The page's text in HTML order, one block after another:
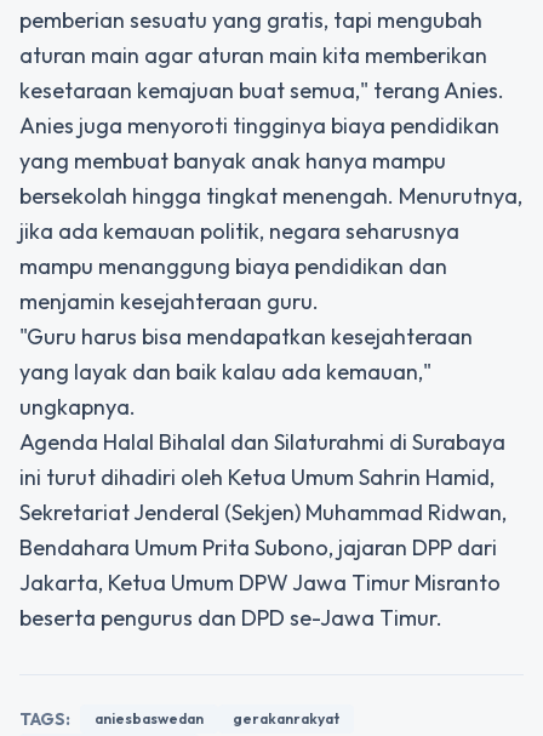
pemberian sesuatu yang gratis, tapi mengubah
aturan main agar aturan main kita memberikan
kesetaraan kemajuan buat semua," terang Anies.
Anies juga menyoroti tingginya biaya pendidikan
yang membuat banyak anak hanya mampu
bersekolah hingga tingkat menengah. Menurutnya,
jika ada kemauan politik, negara seharusnya
mampu menanggung biaya pendidikan dan
menjamin kesejahteraan guru.
"Guru harus bisa mendapatkan kesejahteraan
yang layak dan baik kalau ada kemauan,"
ungkapnya.
Agenda Halal Bihalal dan Silaturahmi di Surabaya
ini turut dihadiri oleh Ketua Umum Sahrin Hamid,
Sekretariat Jenderal (Sekjen) Muhammad Ridwan,
Bendahara Umum Prita Subono, jajaran DPP dari
Jakarta, Ketua Umum DPW Jawa Timur Misranto
beserta pengurus dan DPD se-Jawa Timur.
TAGS: aniesbaswedan
gerakanrakyat